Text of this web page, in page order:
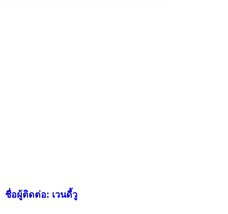
ชื่อผู้ติดต่อ: เวนดี้วู